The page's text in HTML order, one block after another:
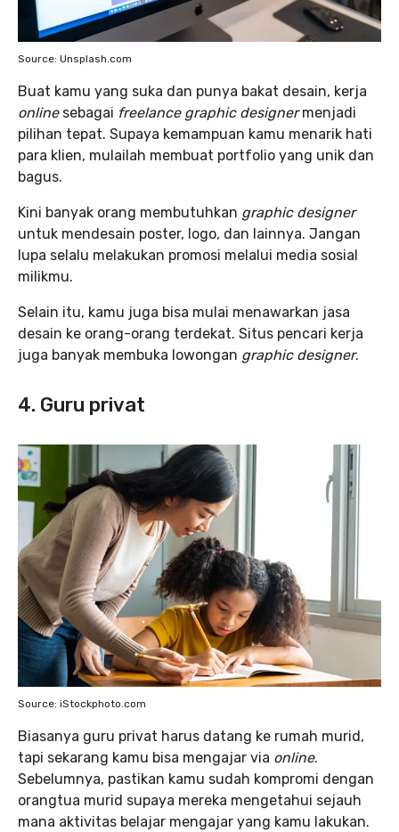
Source: Unsplash.com
Buat kamu yang suka dan punya bakat desain, kerja
online sebagai freelance graphic designermenjadi
pilihan tepat. Supaya kemampuan kamu menarik hati
para klien, mulailah membuat portfolio yang unik dan
bagus.
Kini banyak orang membutuhkan graphic designer
untuk mendesain poster, logo, dan lainnya. Jangan
lupa selalu melakukan promosi melalui media sosial
milikmu.
Selain itu, kamu juga bisa mulai menawarkan jasa
desain ke orang-orang terdekat. Situs pencari kerja
juga banyak membuka lowongan graphic designer.
4. Guru privat
Source: iStockphoto.com
Biasanya guru privat harus datang ke rumah murid,
tapi sekarang kamu bisa mengajar via online.
Sebelumnya, pastikan kamu sudah kompromi dengan
orangtua murid supaya mereka mengetahui sejauh
mana aktivitas belajar mengajar yang kamu lakukan.